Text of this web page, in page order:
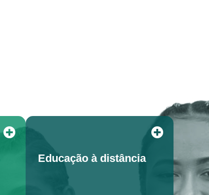
Educação à distância